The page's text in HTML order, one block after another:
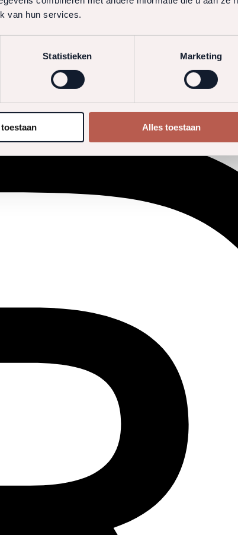
van hun services.
Statistieken Marketing
Alles toestaan
derdengelden.
nemen.